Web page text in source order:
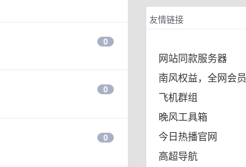
0
0
0
友情链接
网站同款服务器
南风权益，全网会员
飞机群组
晚风工具箱
今日热播官网
高超导航